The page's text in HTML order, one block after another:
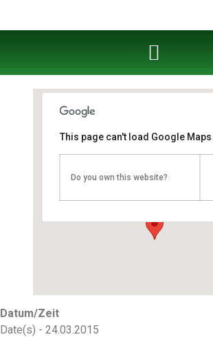
Berliner Straße 53 - Cottbus
This page can't load Google
Do you own this website?
Datum/Zeit
Date(s) - 24.03.2015